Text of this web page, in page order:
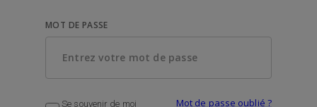
MOT DE PASSE
Se souvenir de moi Mot de passe oublié ?